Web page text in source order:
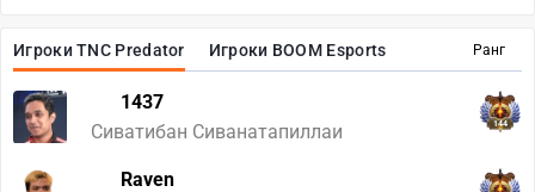
Ранг
Игроки TNC Predator Игроки BOOM Esports
1437
Сиватибан Сиванатапиллаи
144
Raven